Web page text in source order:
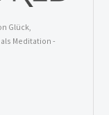
Glück,
Meditation -